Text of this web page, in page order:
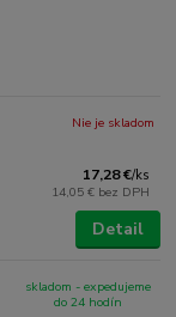
17,28 €/ks
14,05 € bez DPH
Nie je skladom
Detail
skladom - expedujeme
do 24 hodín